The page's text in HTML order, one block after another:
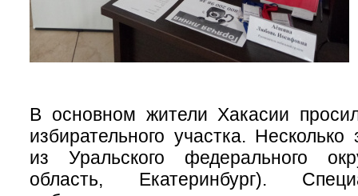
В основном жители Хакасии
избирательного участка. Несколько
из Уральского федерального
область, Екатеринбург).